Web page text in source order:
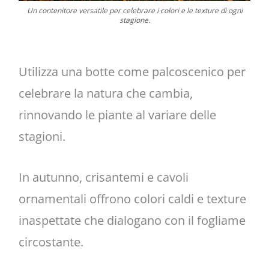
Un contenitore versatile per celebrare i colori e le texture di ogni
stagione.
Utilizza una botte come palcoscenico per
celebrare la natura che cambia,
rinnovando le piante al variare delle
stagioni.
In autunno, crisantemi e cavoli
ornamentali offrono colori caldi e texture
inaspettate che dialogano con il fogliame
circostante.